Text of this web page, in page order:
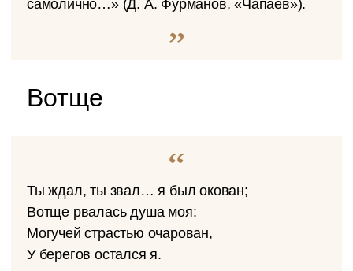
самолично…» (Д. А. Фурманов, «Чапаев»).
Вотще
Ты ждал, ты звал… я был окован;
Вотще рвалась душа моя:
Могучей страстью очарован,
У берегов остался я.